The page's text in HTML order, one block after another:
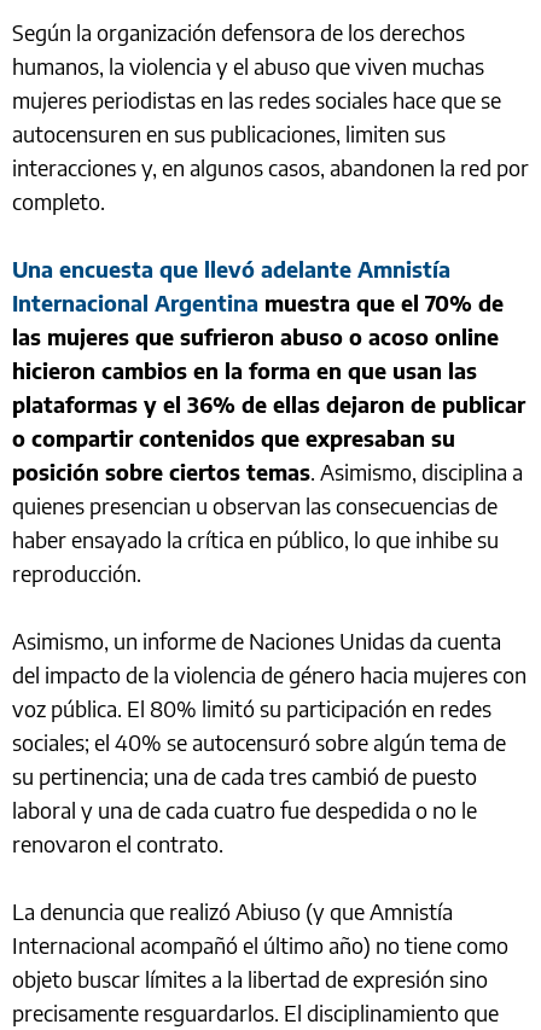
Según la organización defensora de los derechos
humanos, la violencia y el abuso que viven muchas
mujeres periodistas en las redes sociales hace que se
autocensuren en sus publicaciones, limiten sus
interacciones y, en algunos casos, abandonen la red por
completo.
Una encuesta que llevó adelante Amnistía
Internacional Argentina muestra que el 70% de
las mujeres que sufrieron abuso o acoso online
hicieron cambios en la forma en que usan las
plataformas y el 36% de ellas dejaron de publicar
o compartir contenidos que expresaban su
posición sobre ciertos temas. Asimismo, disciplina a
quienes presencian u observan las consecuencias de
haber ensayado la crítica en público, lo que inhibe su
reproducción.
Asimismo, un informe de Naciones Unidas da cuenta
del impacto de la violencia de género hacia mujeres con
voz pública. El 80% limitó su participación en redes
sociales; el 40% se autocensuró sobre algún tema de
su pertinencia; una de cada tres cambió de puesto
laboral y una de cada cuatro fue despedida o no le
renovaron el contrato.
La denuncia que realizó Abiuso (y que Amnistía
Internacional acompañó el último año) no tiene como
objeto buscar límites a la libertad de expresión sino
precisamente resguardarlos. El disciplinamiento que